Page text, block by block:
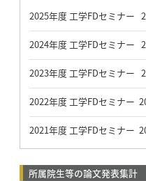
2025年度 工学FDセミナー
2024年度 工学FDセミナー
2023年度 工学FDセミナー
2022年度 工学FDセミナー
2021年度 工学FDセミナー
所属院生等の論文発表集計